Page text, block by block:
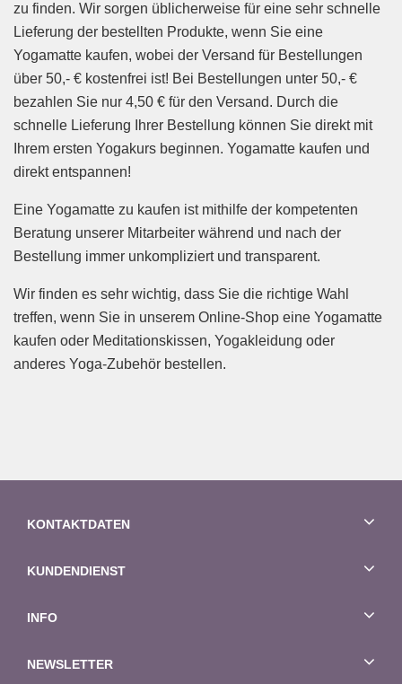
zu finden. Wir sorgen üblicherweise für eine sehr schnelle
Lieferung der bestellten Produkte, wenn Sie eine
Yogamatte kaufen, wobei der Versand für Bestellungen
über 50,- € kostenfrei ist! Bei Bestellungen unter 50,- €
bezahlen Sie nur 4,50 € für den Versand. Durch die
schnelle Lieferung Ihrer Bestellung können Sie direkt mit
Ihrem ersten Yogakurs beginnen. Yogamatte kaufen und
direkt entspannen!
Eine Yogamatte zu kaufen ist mithilfe der kompetenten
Beratung unserer Mitarbeiter während und nach der
Bestellung immer unkompliziert und transparent.
Wir finden es sehr wichtig, dass Sie die richtige Wahl
treffen, wenn Sie in unserem Online-Shop eine Yogamatte
kaufen oder Meditationskissen, Yogakleidung oder
anderes Yoga-Zubehör bestellen.
KONTAKTDATEN
KUNDENDIENST
INFO
NEWSLETTER